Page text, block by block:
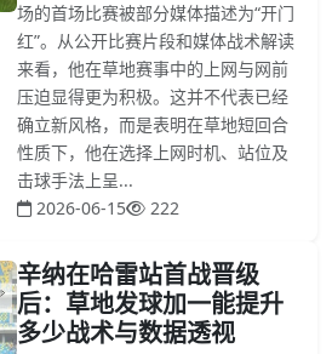
场的首场比赛被部分媒体描述为“开门
红”。从公开比赛片段和媒体战术解读
来看，他在草地赛事中的上网与网前
压迫显得更为积极。这并不代表已经
确立新风格，而是表明在草地短回合
性质下，他在选择上网时机、站位及
击球手法上呈...
2026-06-15
222
辛纳在哈雷站首战晋级
后：草地发球加一能提升
多少战术与数据透视